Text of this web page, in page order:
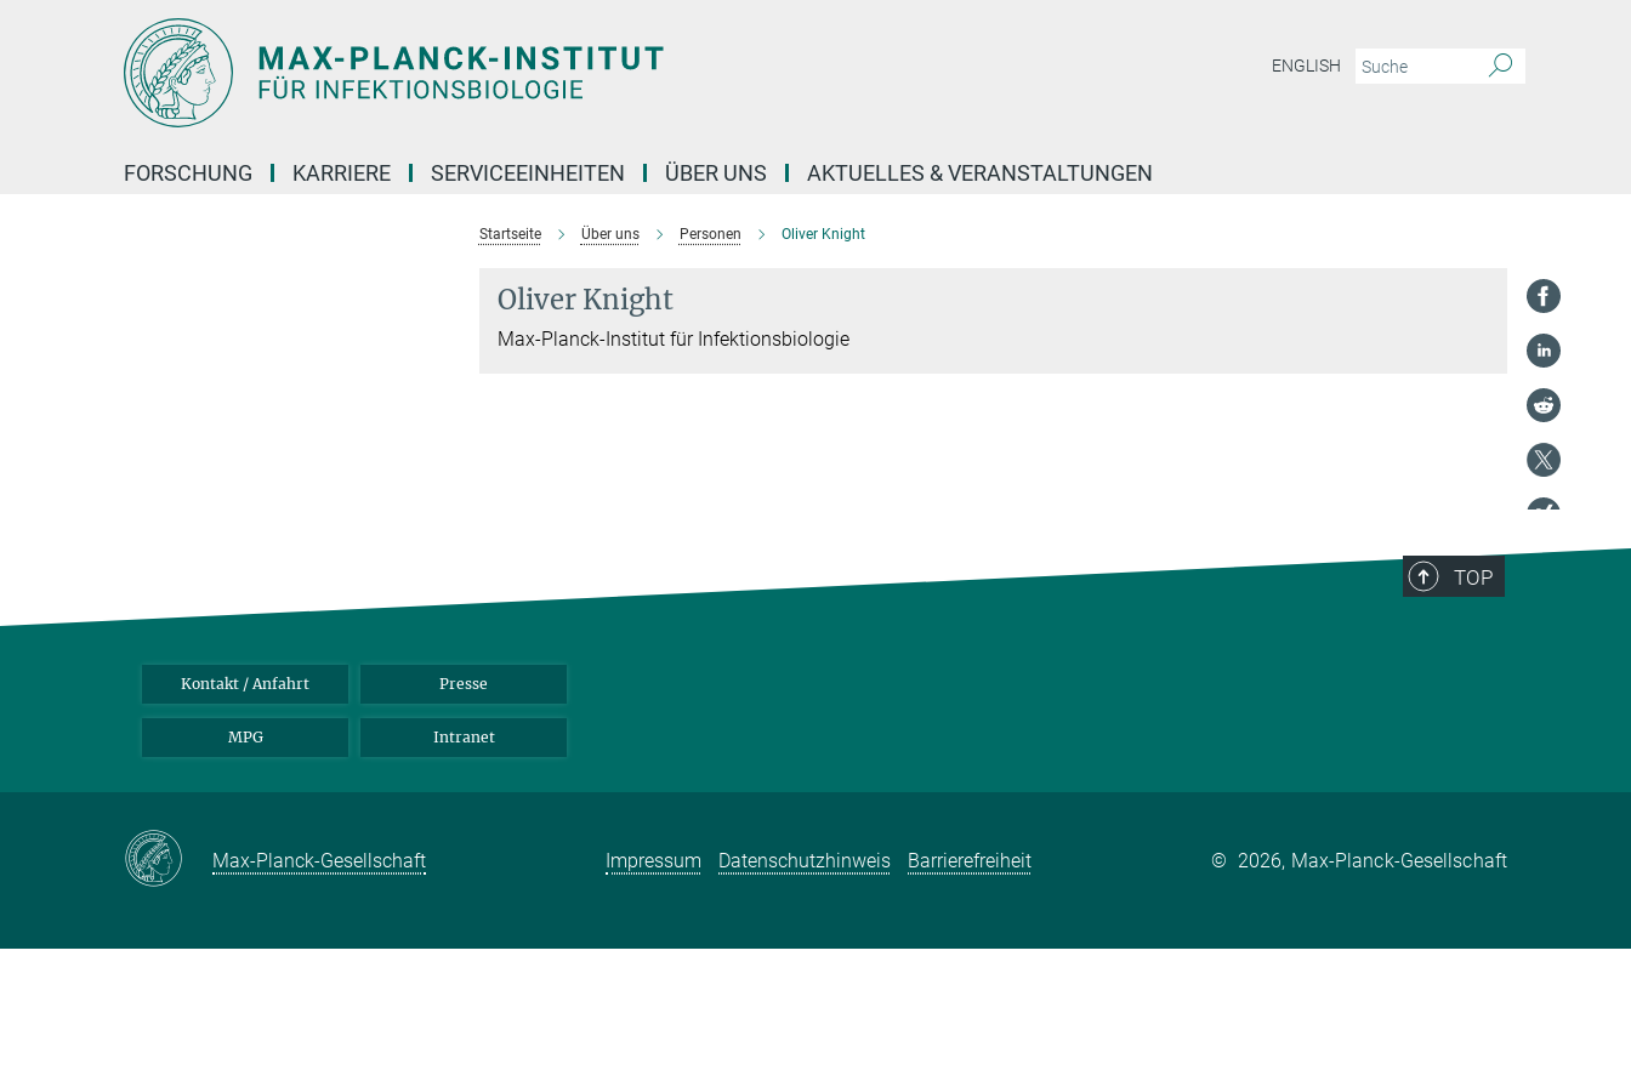
ENGLISH
FORSCHUNG KARRIERE SERVICEEINHEITEN ÜBER UNS AKTUELLES & VERANSTALTUNGEN
Startseite Über uns Personen Oliver Knight
Oliver Knight
Max-Planck-Institut für Infektionsbiologie
TOP
Kontakt / Anfahrt Presse
MPG Intranet
Max-Planck-Gesellschaft Impressum Datenschutzhinweis Barrierefreiheit © 2026, Max-Planck-Gesellschaft